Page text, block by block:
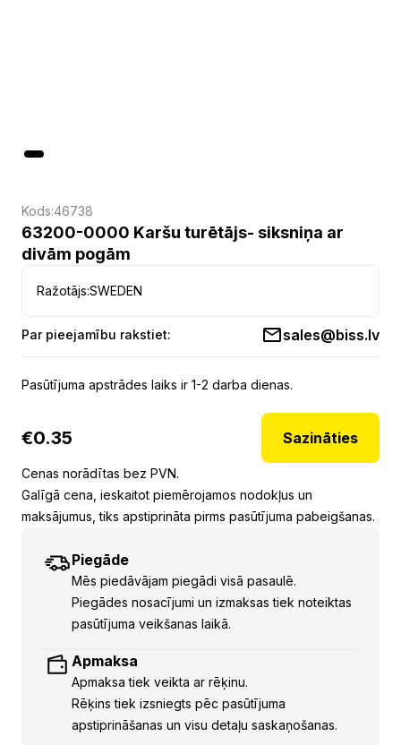
Kods:46738
63200-0000 Karšu turētājs- siksniņa ar
divām pogām
Ražotājs:SWEDEN
Par pieejamību rakstiet: sales@biss.lv
Pasūtījuma apstrādes laiks ir 1-2 darba dienas.
€0.35 Sazināties
Cenas norādītas bez PVN.
Galīgā cena, ieskaitot piemērojamos nodokļus un
maksājumus, tiks apstiprināta pirms pasūtījuma pabeigšanas.
Piegāde
Mēs piedāvājam piegādi visā pasaulē.
Piegādes nosacījumi un izmaksas tiek noteiktas
pasūtījuma veikšanas laikā.
Apmaksa
Apmaksa tiek veikta ar rēķinu.
Rēķins tiek izsniegts pēc pasūtījuma
apstiprināšanas un visu detaļu saskaņošanas.